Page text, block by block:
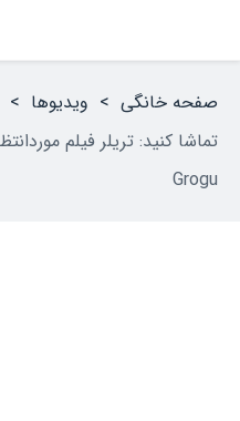
صفحه خانگی > ویدیوها >
Grogu